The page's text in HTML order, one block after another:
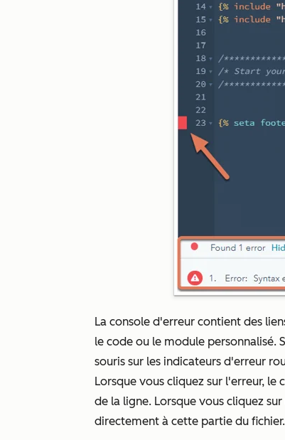
La console d'erreur contient des
le code ou le module personnalisé.
souris sur les indicateurs d'erreur
Lorsque vous cliquez sur l'erreur,
de la ligne. Lorsque vous cliquez
directement à cette partie du fichier.